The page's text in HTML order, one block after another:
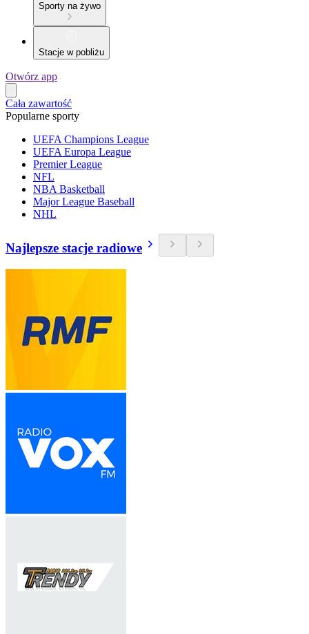
Sporty na żywo
Stacje w pobliżu
Otwórz app
Cała zawartość
Popularne sporty
UEFA Champions League
UEFA Europa League
Premier League
NFL
NBA Basketball
Major League Baseball
NHL
Najlepsze stacje radiowe